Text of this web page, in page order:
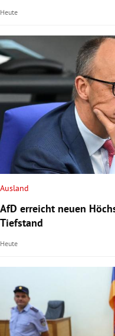
Heute
Ausland
AfD erreicht neuen
Tiefstand
Heute